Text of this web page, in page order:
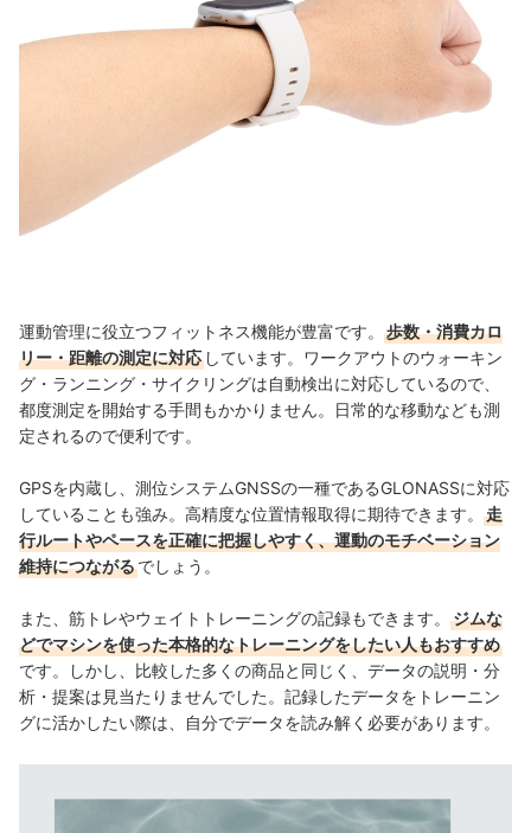
運動管理に役立つフィットネス機能が豊富です。
歩数・消費カロ
リー・距離の測定に対応 しています。ワークアウトのウォーキン
グ・ランニング・サイクリングは自動検出に対応しているので、
都度測定を開始する手間もかかりません。日常的な移動なども測
定されるので便利です。
GPSを内蔵し、測位システムGNSSの一種であるGLONASSに対応
していることも強み。高精度な位置情報取得に期待できます。
走
行ルートやペースを正確に把握しやすく、運動のモチベーション
維持につながるでしょう。
また、筋トレやウェイトトレーニングの記録もできます。
ジムな
どでマシンを使った本格的なトレーニングをしたい人もおすすめ
です。しかし、比較した多くの商品と同じく、データの説明・分
析・提案は見当たりませんでした。記録したデータをトレーニン
グに活かしたい際は、自分でデータを読み解く必要があります。